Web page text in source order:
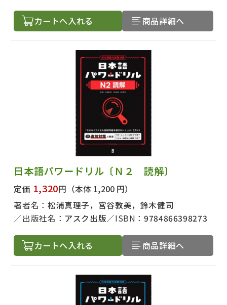
カートへ入れる 商品詳細へ
日本語パワードリル〔Ｎ２ 読解〕
定価 1,320円 （本体 1,200 円）
著者名： 松浦真理子，宮谷敦美，鈴木健司
出版社名： アスク出版 ISBN：9784866398273
カートへ入れる 商品詳細へ